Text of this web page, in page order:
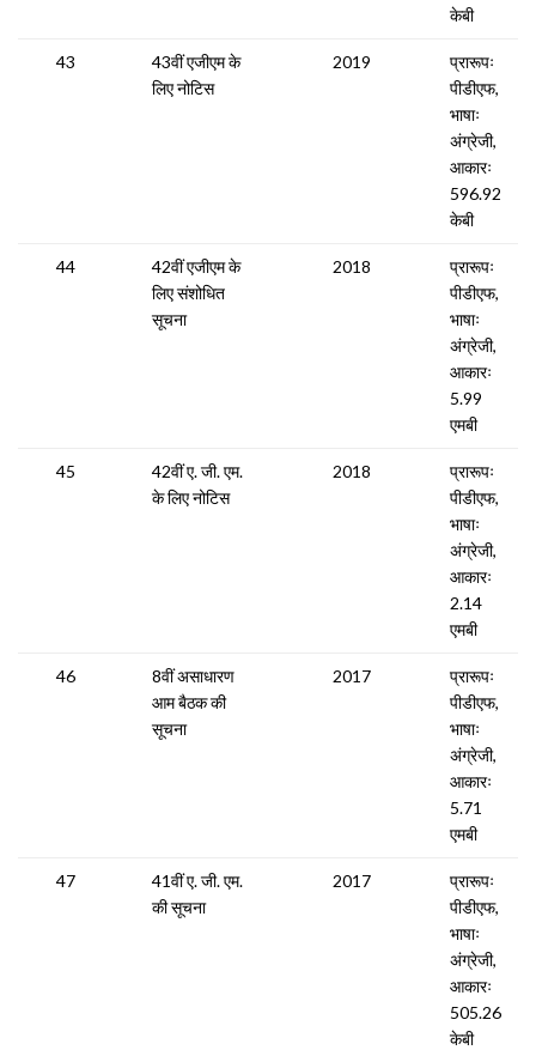
केबी
43
43वीं एजीएम के
लिए नोटिस
2019
प्रारूपः
पीडीएफ,
भाषाः
अंग्रेजी,
आकारः
596.92
केबी
44
42वीं एजीएम के
लिए संशोधित
सूचना
2018
प्रारूपः
पीडीएफ,
भाषाः
अंग्रेजी,
आकारः
5.99
एमबी
45
42वीं ए. जी. एम.
के लिए नोटिस
2018
प्रारूपः
पीडीएफ,
भाषाः
अंग्रेजी,
आकारः
2.14
एमबी
46
8वीं असाधारण
आम बैठक की
सूचना
2017
प्रारूपः
पीडीएफ,
भाषाः
अंग्रेजी,
आकारः
5.71
एमबी
47
41वीं ए. जी. एम.
की सूचना
2017
प्रारूपः
पीडीएफ,
भाषाः
अंग्रेजी,
आकारः
505.26
केबी